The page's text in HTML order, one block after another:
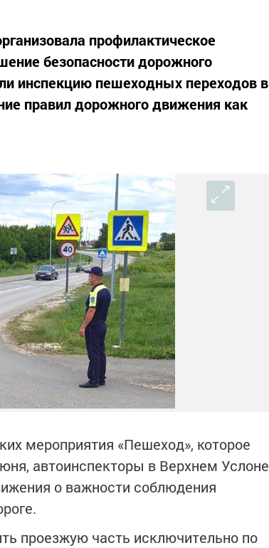
профилактическое
безопасности дорожного
инспекцию пешеходных переходов в
правил дорожного движения как
мероприятия «Пешеход», которое
автоинспекторы в Верхнем Услоне
о важности соблюдения
проезжую часть исключительно по